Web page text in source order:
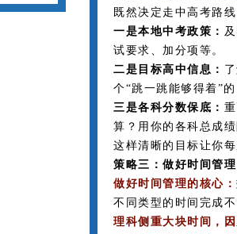
既然决定走中高考路
一是本地中考政策：
试要求、加分项等。
二是目标高中信息：
个“跳一跳能够得着”
三是各科分数保底：
算？用你的各科总成
这样清晰的目标让你
策略三：做好时间管理
做好时间管理的核心：
不同类型的时间完成
理科侧重大块时间，